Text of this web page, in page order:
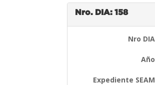
Nro. DIA: 158
Nro DIA
Año
Expediente SEAM